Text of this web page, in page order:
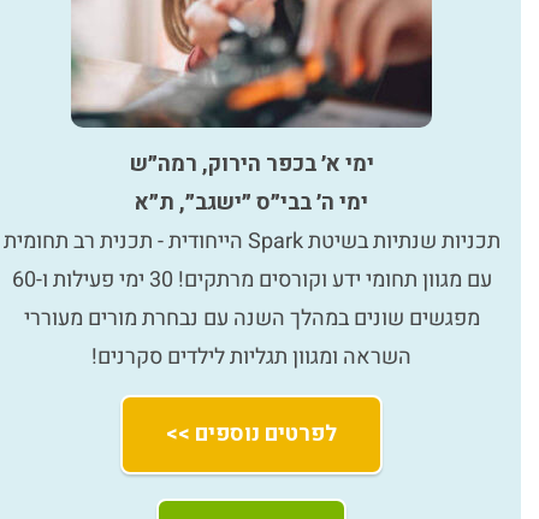
ימי א׳ בכפר הירוק, רמה״ש
ימי ה׳ בבי״ס ״ישגב״, ת״א
תכניות שנתיות בשיטת Spark הייחודית - תכנית רב תחומית
עם מגוון תחומי ידע וקורסים מרתקים! 30 ימי פעילות ו-60
מפגשים שונים במהלך השנה עם נבחרת מורים מעוררי
השראה ומגוון תגליות לילדים סקרנים!
לפרטים נוספים >>